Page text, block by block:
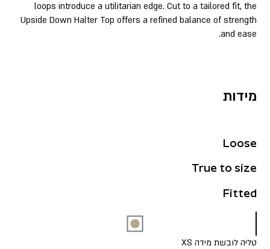
loops introduce a utilitarian edge. Cut to a tailored fit, the
Upside Down Halter Top offers a refined balance of strength
and ease.
מידות
Loose
True to size
Fitted
טליה לובשת מידה XS